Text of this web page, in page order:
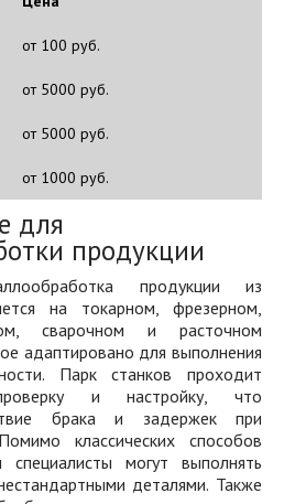
от 100 руб.
от 5000 руб.
от 5000 руб.
от 1000 руб.
для
продукции
продукции из
на токарном, фрезерном,
сварочном и расточном
адаптировано для выполнения
Парк станков проходит
и настройку, что
брака и задержек при
классических способов
могут выполнять
деталями. Также